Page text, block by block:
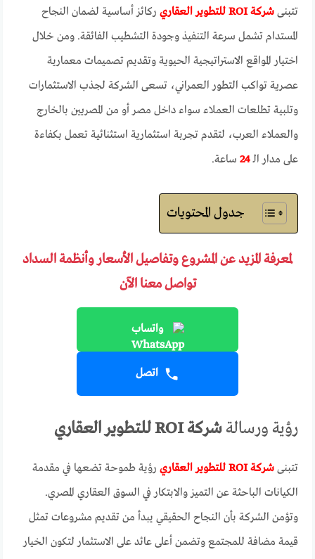
تتبنىشركة ROI للتطوير العقاري
ركائز أساسية لضمان النجاح
المستدام تشمل سرعة التنفيذ وجودة التشطيب الفائقة. ومن خلال
اختيار المواقع الاستراتيجية الحيوية وتقديم تصميمات معمارية
عصرية تواكب التطور العمراني، تسعى الشركة لجذب الاستثمارات
وتلبية تطلعات العملاء سواء داخل مصر أو من المصريين بالخارج
والعملاء العرب، لتقدم تجربة استثمارية استثنائية تعمل بكفاءة
على مدار الـ24 ساعة.
جدول المحتويات
لمعرفة المزيد عن المشروع وتفاصيل الأسعار وأنظمة السداد
تواصل معنا الآن
واتساب
اتصل
رؤية ورسالةشركة ROI للتطوير العقاري
تتبنىشركة ROI للتطوير العقاري
رؤية طموحة تضعها في مقدمة
الكيانات الباحثة عن التميز والابتكار في السوق العقاري المصري.
وتؤمن الشركة بأن النجاح الحقيقي يبدأ من تقديم مشروعات تمثل
قيمة مضافة للمجتمع وتضمن أعلى عائد على الاستثمار لتكون الخيار